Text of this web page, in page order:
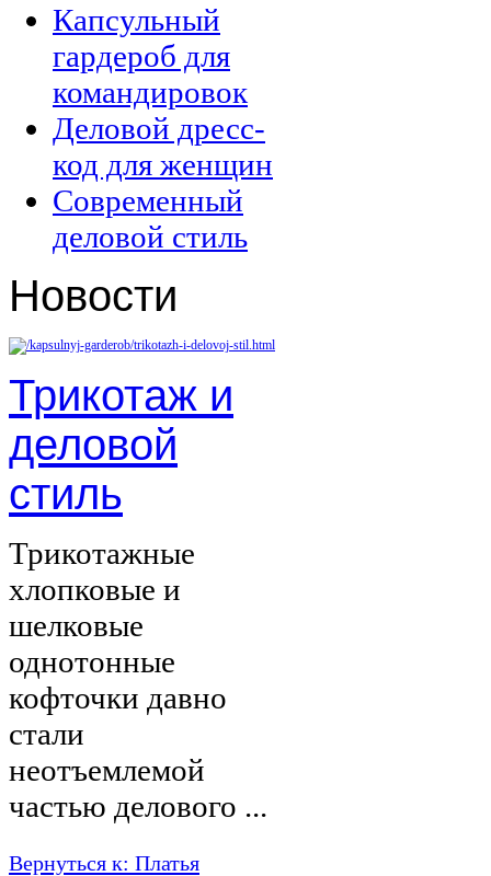
Капсульный
гардероб для
командировок
Деловой дресс-
код для женщин
Современный
деловой стиль
Новости
Трикотаж и
деловой
стиль
Трикотажные
хлопковые и
шелковые
однотонные
кофточки давно
стали
неотъемлемой
частью делового ...
Вернуться к: Платья